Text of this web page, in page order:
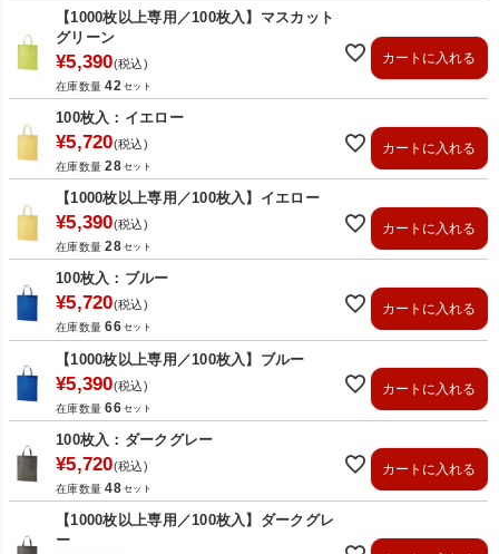
【1000枚以上専用／100枚入】マスカット
グリーン
¥5,390 税込
在庫数量 42
カートに入れる
100枚入：イエロー
¥5,720 税込
在庫数量 28
カートに入れる
【1000枚以上専用／100枚入】イエロー
¥5,390 税込
在庫数量 28
カートに入れる
100枚入：ブルー
¥5,720 税込
在庫数量 66
カートに入れる
【1000枚以上専用／100枚入】ブルー
¥5,390 税込
在庫数量 66
カートに入れる
100枚入：ダークグレー
¥5,720 税込
在庫数量 48
カートに入れる
【1000枚以上専用／100枚入】ダークグレ
ー